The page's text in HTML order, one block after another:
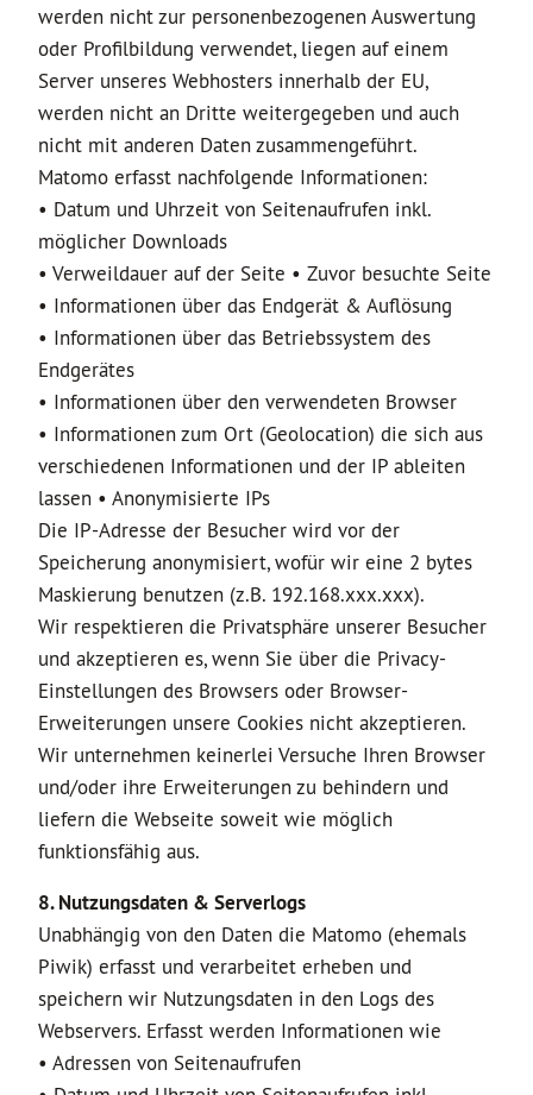
werden nicht zur personenbezogenen Auswertung
oder Profilbildung verwendet, liegen auf einem
Server unseres Webhosters innerhalb der EU,
werden nicht an Dritte weitergegeben und auch
nicht mit anderen Daten zusammengeführt.
Matomo erfasst nachfolgende Informationen:
• Datum und Uhrzeit von Seitenaufrufen inkl.
möglicher Downloads
• Verweildauer auf der Seite • Zuvor besuchte Seite
• Informationen über das Endgerät & Auflösung
• Informationen über das Betriebssystem des
Endgerätes
• Informationen über den verwendeten Browser
• Informationen zum Ort (Geolocation) die sich aus
verschiedenen Informationen und der IP ableiten
lassen • Anonymisierte IPs
Die IP-Adresse der Besucher wird vor der
Speicherung anonymisiert, wofür wir eine 2 bytes
Maskierung benutzen (z.B. 192.168.xxx.xxx).
Wir respektieren die Privatsphäre unserer Besucher
und akzeptieren es, wenn Sie über die Privacy-
Einstellungen des Browsers oder Browser-
Erweiterungen unsere Cookies nicht akzeptieren.
Wir unternehmen keinerlei Versuche Ihren Browser
und/oder ihre Erweiterungen zu behindern und
liefern die Webseite soweit wie möglich
funktionsfähig aus.
8. Nutzungsdaten & Serverlogs
Unabhängig von den Daten die Matomo (ehemals
Piwik) erfasst und verarbeitet erheben und
speichern wir Nutzungsdaten in den Logs des
Webservers. Erfasst werden Informationen wie
• Adressen von Seitenaufrufen